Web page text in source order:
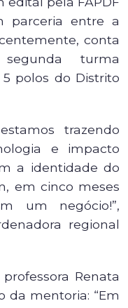
parceria entre a
conta
turma
polos do Distrito
trazendo
e impacto
a identidade do
em cinco meses
um negócio!”,
regional
Renata
da mentoria: “Em